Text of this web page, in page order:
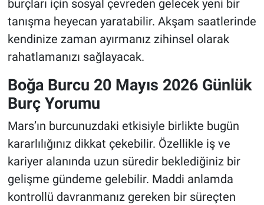
burçları için sosyal çevreden gelecek yeni bir
tanışma heyecan yaratabilir. Akşam saatlerinde
kendinize zaman ayırmanız zihinsel olarak
rahatlamanızı sağlayacak.
Boğa Burcu 20 Mayıs 2026 Günlük
Burç Yorumu
Mars’ın burcunuzdaki etkisiyle birlikte bugün
kararlılığınız dikkat çekebilir. Özellikle iş ve
kariyer alanında uzun süredir beklediğiniz bir
gelişme gündeme gelebilir. Maddi anlamda
kontrollü davranmanız gereken bir süreçten